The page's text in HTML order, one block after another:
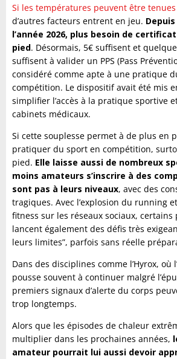
Si les températures peuvent être
d’autres facteurs entrent en jeu.
l’année 2026, plus besoin de
pied. Désormais, 5€ suffisent et
suffisent à valider un PPS (Pass
considéré comme apte à une pratique
compétition. Le dispositif avait été mis
simplifier l’accès à la pratique sportive
cabinets médicaux.
Si cette souplesse permet à de plus en
pratiquer du sport en compétition,
pied. Elle laisse aussi de nombreux
moins amateurs s’inscrire à des
sont pas à leurs niveaux, avec des
tragiques. Avec l’explosion du running
fitness sur les réseaux sociaux,
lancent également des défis très
leurs limites”, parfois sans réelle
Dans des disciplines comme l’Hyrox, où
pousse souvent à continuer malgré
premiers signaux d’alerte du corps
trop longtemps.
Alors que les épisodes de chaleur
multiplier dans les prochaines années,
amateur pourrait lui aussi devoir